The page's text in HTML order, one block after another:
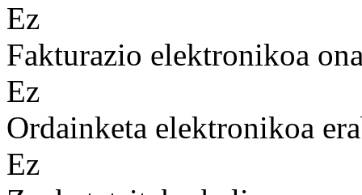
Ez
Fakturazio elektronikoa
Ez
Ordainketa elektronikoa
Ez